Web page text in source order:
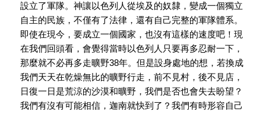
設立了軍隊。神讓以色列人從埃及的奴隸，變成一個獨立
自主的民族，不僅有了法律，還有自己完整的軍隊體系。
即使在現今，要成立一個國家，也沒有這樣的速度吧！現
在我們回頭看，會覺得當時以色列人只要再多忍耐一下，
那麼就不必再多走曠野38年。但是設身處地的想，若換成
我們天天在乾燥無比的曠野行走，前不見村，後不見店，
日復一日是荒涼的沙漠和曠野，我們是否也會失去盼望？
我們有沒有可能相信，迦南就快到了？我們有時形容自己